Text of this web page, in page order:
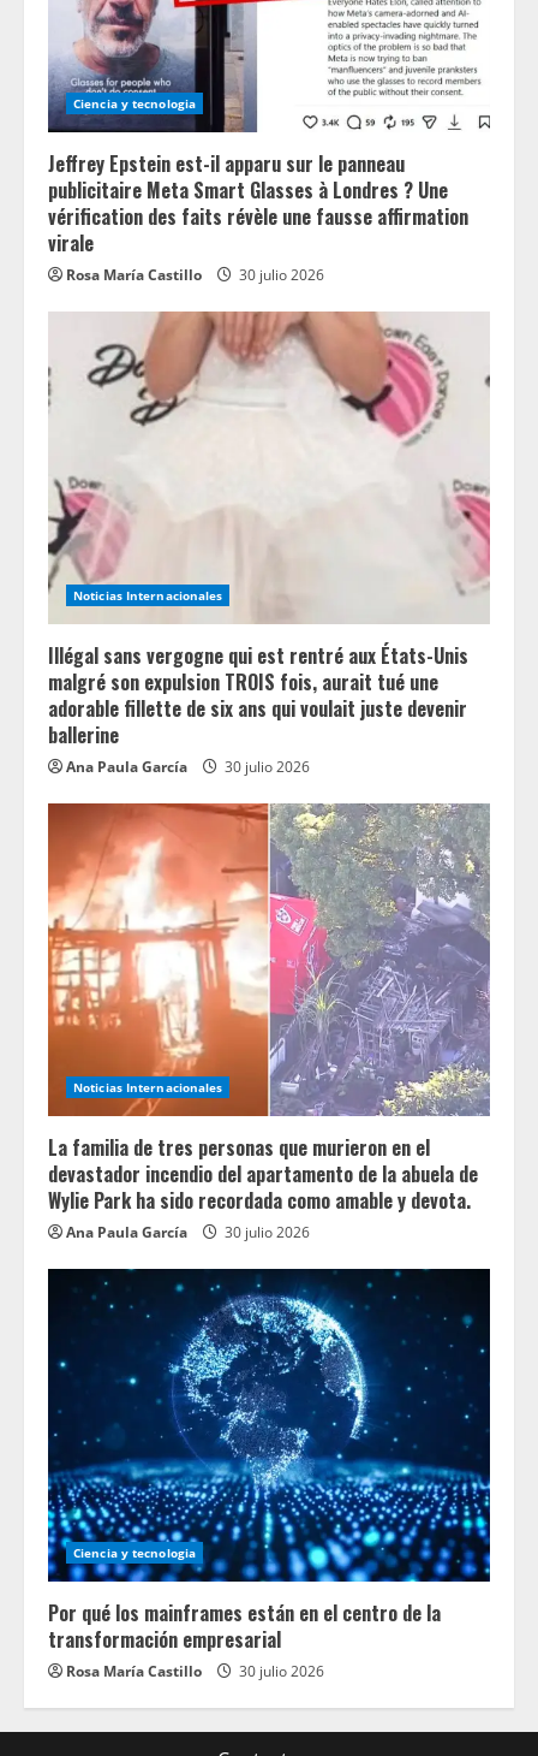
Ciencia y tecnologia
Jeffrey Epstein est-il apparu sur le panneau
publicitaire Meta Smart Glasses à Londres ? Une
vérification des faits révèle une fausse affirmation
virale
Rosa María Castillo 30 julio 2026
Noticias Internacionales
Illégal sans vergogne qui est rentré aux États-Unis
malgré son expulsion TROIS fois, aurait tué une
adorable fillette de six ans qui voulait juste devenir
ballerine
Ana Paula García 30 julio 2026
Noticias Internacionales
La familia de tres personas que murieron en el
devastador incendio del apartamento de la abuela de
Wylie Park ha sido recordada como amable y devota.
Ana Paula García 30 julio 2026
Ciencia y tecnologia
Por qué los mainframes están en el centro de la
transformación empresarial
Rosa María Castillo 30 julio 2026